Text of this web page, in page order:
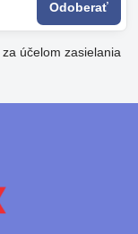
Odoberať
účelom zasielania